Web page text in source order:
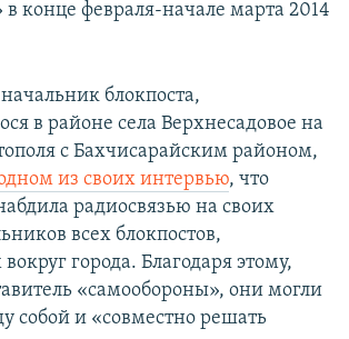
в конце февраля-начале марта 2014
блокпоста,
в районе села Верхнесадовое на
с Бахчисарайским районом,
из своих интервью, что
радиосвязью на своих
всех блокпостов,
города. Благодаря этому,
«самообороны», они могли
собой и «совместно решать